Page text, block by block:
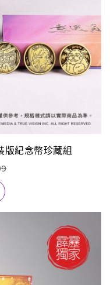
紀念幣珍藏組